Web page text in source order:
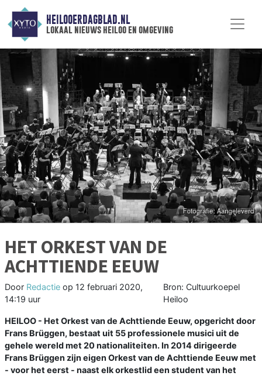
HEILOOERDAGBLAD.NL
lokaal nieuws heiloo en omgeving
HET ORKEST VAN DE
ACHTTIENDE EEUW
Door Redactie op 12 februari 2020,
14:19 uur
Bron: Cultuurkoepel
Heiloo
HEILOO - Het Orkest van de Achttiende Eeuw, opgericht door
Frans Brüggen, bestaat uit 55 professionele musici uit de
gehele wereld met 20 nationaliteiten. In 2014 dirigeerde
Frans Brüggen zijn eigen Orkest van de Achttiende Eeuw met
- voor het eerst - naast elk orkestlid een student van het